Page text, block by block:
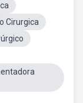
Cirurgica